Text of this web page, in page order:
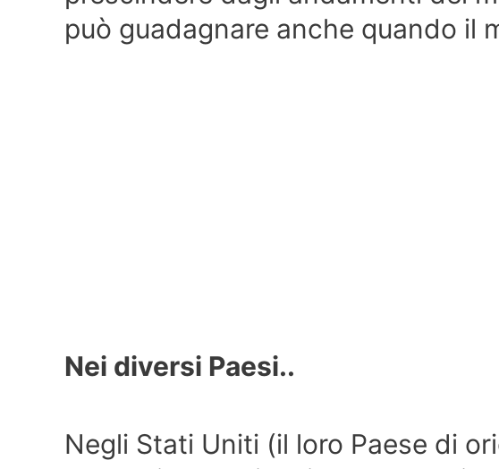
può guadagnare anche quando il
Nei diversi Paesi..
Negli Stati Uniti (il loro Paese di